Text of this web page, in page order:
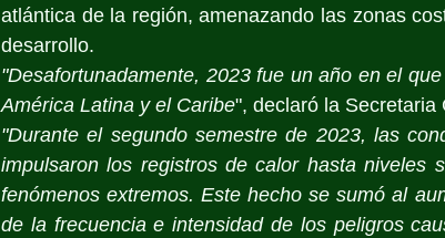
atlántica de la región, amenazando las zonas
desarrollo.
"Desafortunadamente, 2023 fue un año en el
América Latina y el Caribe", declaró la Secretaria
"Durante el segundo semestre de 2023, las
impulsaron los registros de calor hasta niveles
fenómenos extremos. Este hecho se sumó al
de la frecuencia e intensidad de los peligros